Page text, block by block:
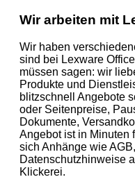
Wir arbeiten mit
Wir haben
sind bei Lexware
müssen sagen: wir
Produkte und
blitzschnell Angebote
oder Seitenpreise,
Dokumente,
Angebot ist in Minuten
sich Anhänge wie
Datenschutzhinweise
Klickerei.